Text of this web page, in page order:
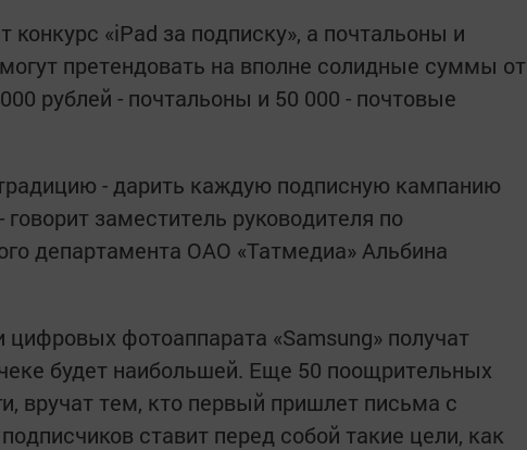
конкурс «iPad за подписку», а почтальоны и
претендовать на вполне солидные суммы от
рублей - почтальоны и 50 000 - почтовые
- дарить каждую подписную кампанию
заместитель руководителя по
департамента ОАО «Татмедиа» Альбина
фотоаппарата «Samsung» получат
будет наибольшей. Еще 50 поощрительных
вручат тем, кто первый пришлет письма с
ставит перед собой такие цели, как